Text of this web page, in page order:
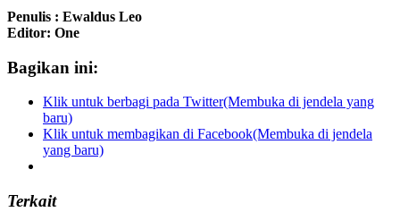
Penulis : Ewaldus Leo
Editor: One
Bagikan ini:
Klik untuk berbagi pada Twitter(Membuka di jendela yang
baru)
Klik untuk membagikan di Facebook(Membuka di jendela
yang baru)
Terkait